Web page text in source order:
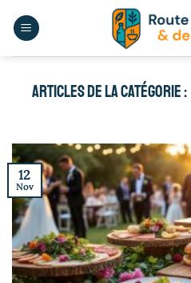
12
Nov